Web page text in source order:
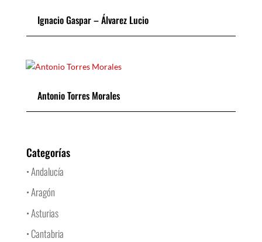
Ignacio Gaspar – Álvarez Lucio
Antonio Torres Morales
Categorías
• Andalucía
• Aragón
• Asturias
• Cantabria